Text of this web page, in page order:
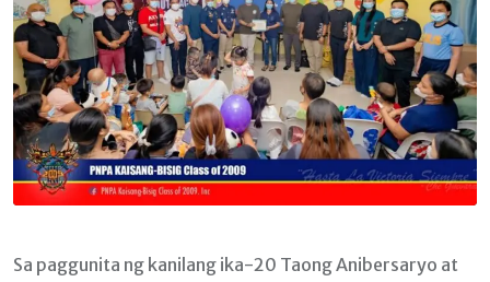
Sa paggunita ng kanilang ika-20 Taong Anibersaryo at